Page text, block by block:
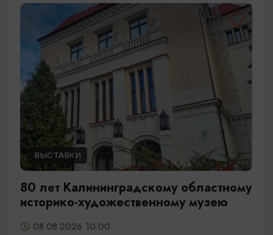
ВЫСТАВКИ
80 лет Калининградскому областному
историко-художественному музею
08.08.2026 10:00